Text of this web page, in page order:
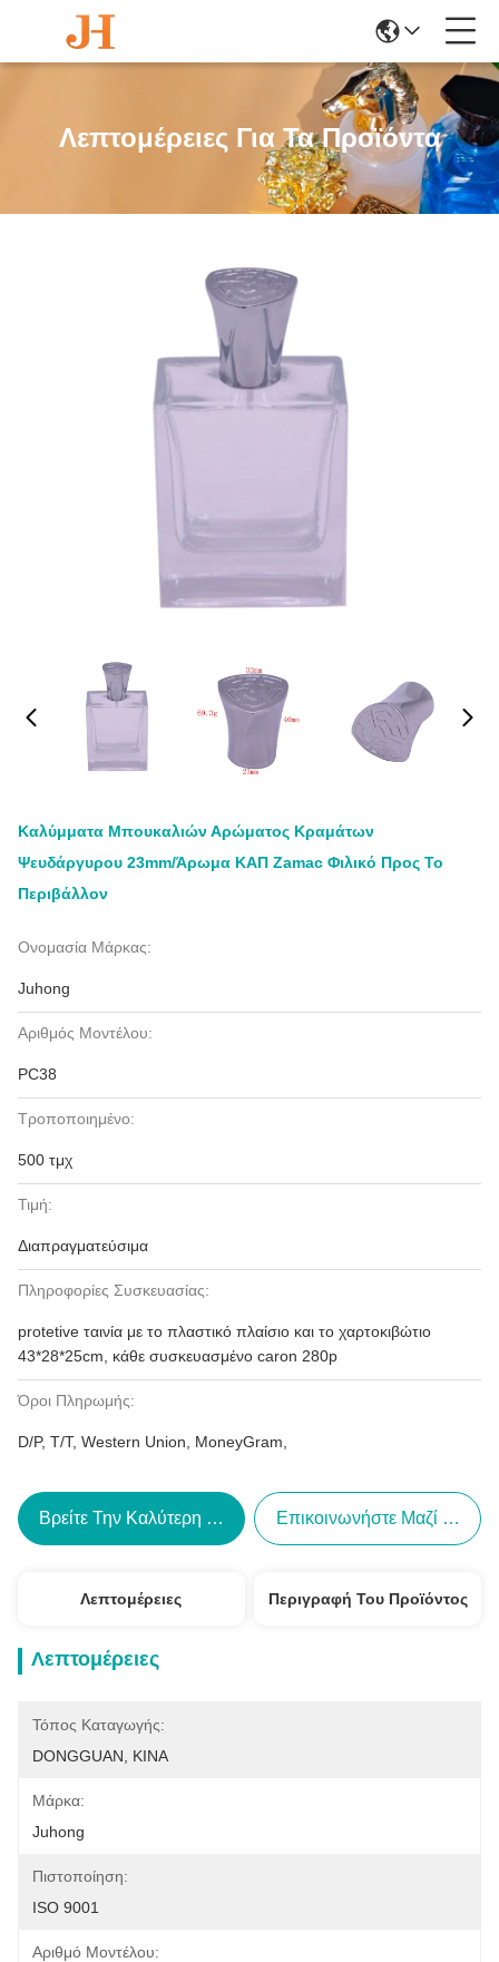
Λεπτομέρειες Για Τα Προϊόντα
Καλύμματα Μπουκαλιών Αρώματος Κραμάτων
Ψευδάργυρου 23mm/άρωμα ΚΑΠ Zamac Φιλικό Προς Το
Περιβάλλον
Ονομασία Μάρκας:
Juhong
Αριθμός Μοντέλου:
PC38
Τροποποιημένο:
500 τμχ
Τιμή:
Διαπραγματεύσιμα
Πληροφορίες Συσκευασίας:
protetive ταινία με το πλαστικό πλαίσιο και το χαρτοκιβώτιο
43*28*25cm, κάθε συσκευασμένο caron 280p
Όροι Πληρωμής:
D/P, T/T, Western Union, MoneyGram,
Βρείτε Την Καλύτερη Τιμή Επικοινωνήστε Μαζί Μας
Λεπτομέρειες Περιγραφή Του Προϊόντος
Λεπτομέρειες
Τόπος Καταγωγής:
DONGGUAN, ΚΙΝΑ
Μάρκα:
Juhong
Πιστοποίηση:
ISO 9001
Αριθμό Μοντέλου: